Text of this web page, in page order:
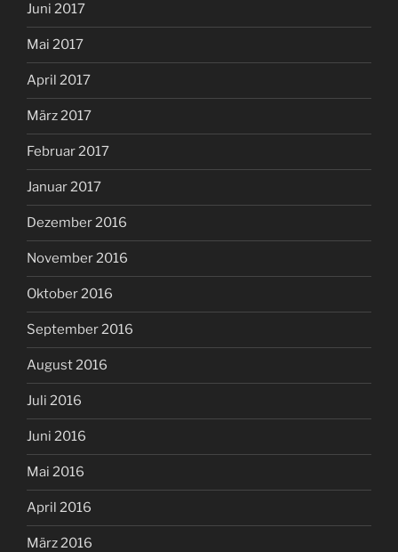
Juni 2017
Mai 2017
April 2017
März 2017
Februar 2017
Januar 2017
Dezember 2016
November 2016
Oktober 2016
September 2016
August 2016
Juli 2016
Juni 2016
Mai 2016
April 2016
März 2016